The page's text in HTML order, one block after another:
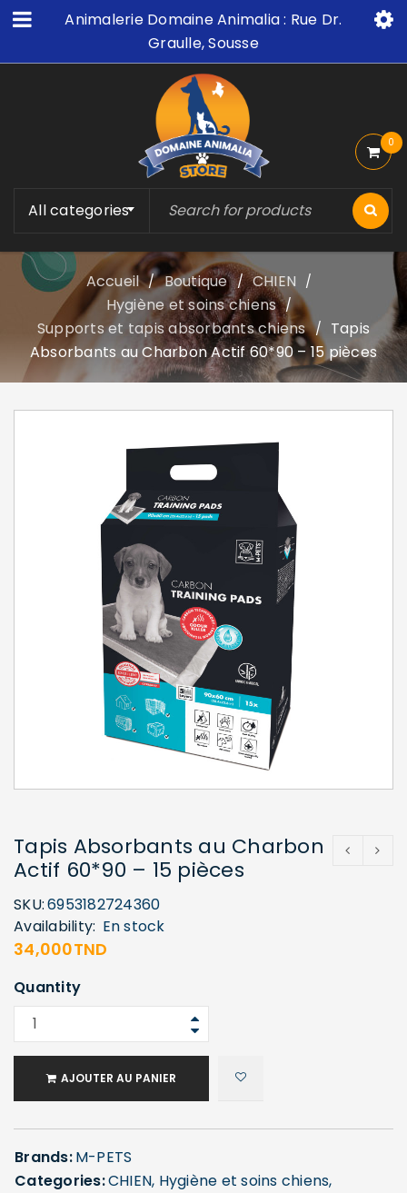
Animalerie Domaine Animalia : Rue Dr.
Graulle, Sousse
All categories
0
Accueil / Boutique / CHIEN /
Hygiène et soins chiens /
Supports et tapis absorbants chiens / Tapis
Absorbants au Charbon Actif 60*90 – 15 pièces
Tapis Absorbants au Charbon
Actif 60*90 – 15 pièces
SKU:6953182724360
Availability: En stock
34,000TND
Quantity
AJOUTER AU PANIER
Brands:M-PETS
Categories:CHIEN, Hygiène et soins chiens,